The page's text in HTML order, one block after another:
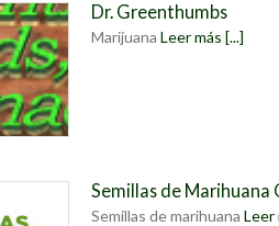
Dr. Greenthumbs
MarijuanaLeer más [...]
Semillas de Marihuana
Semillas de marihuanaLeer